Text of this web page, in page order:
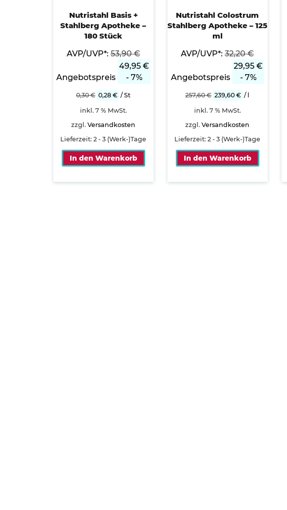
Nutristahl Basis +
Stahlberg Apotheke –
180 Stück
AVP/UVP*: 53,90€
Angebotspreis
49,95 €
- 7%
0,30€ 0,28€ /St
inkl. 7 % MwSt.
zzgl.Versandkosten
Lieferzeit:2 - 3 (Werk-)Tage
In den Warenkorb
Nutristahl Colostrum
Stahlberg Apotheke – 125
ml
AVP/UVP*: 32,20€
Angebotspreis
29,95 €
- 7%
257,60€ 239,60€ / l
inkl. 7 % MwSt.
zzgl.Versandkosten
Lieferzeit:2 - 3 (Werk-)Tage
In den Warenkorb